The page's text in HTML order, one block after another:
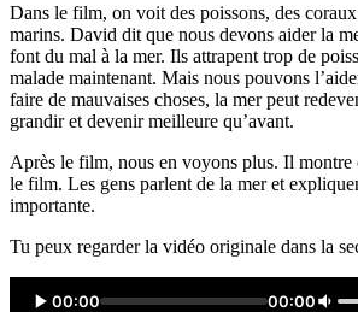
Dans le film, on voit des poissons, des
marins. David dit que nous devons aider la
font du mal à la mer. Ils attrapent trop de
malade maintenant. Mais nous pouvons
faire de mauvaises choses, la mer peut
grandir et devenir meilleure qu’avant.
Après le film, nous en voyons plus. Il montre
le film. Les gens parlent de la mer et
importante.
Tu peux regarder la vidéo originale dans la
00:00 00:00